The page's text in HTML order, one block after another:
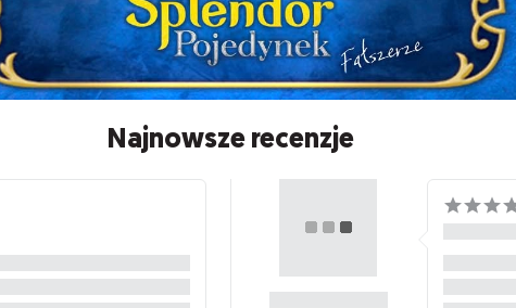
Najnowsze recenzje